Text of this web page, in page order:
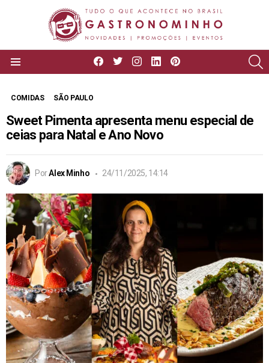
facebooktwitterinstagram
linkedin
COMIDAS SÃO PAULO
Sweet Pimenta apresenta menu especial de
ceias para Natal e Ano Novo
PorAlex Minho 24/11/2025, 14:14